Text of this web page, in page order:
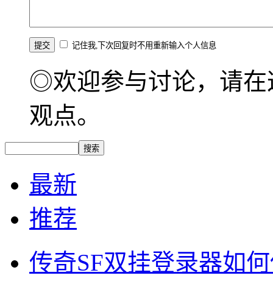
记住我,下次回复时不用重新输入个人信息
◎欢迎参与讨论，请在
观点。
最新
推荐
传奇SF双挂登录器如